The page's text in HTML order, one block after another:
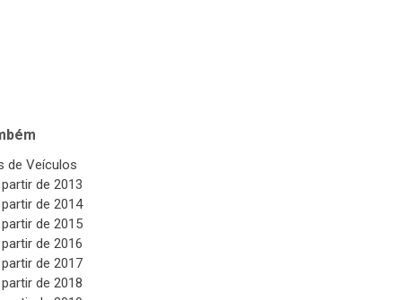
de Veículos
de 2013
de 2014
de 2015
de 2016
de 2017
de 2018